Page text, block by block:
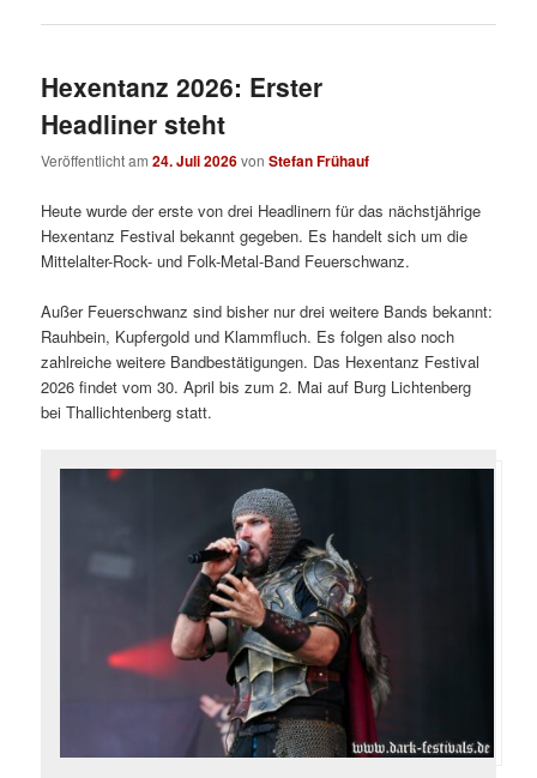
Hexentanz 2026: Erster
Headliner steht
Veröffentlicht am24. Juli 2026vonStefan Frühauf
Heute wurde der erste von drei Headlinern für das nächstjährige
Hexentanz Festival bekannt gegeben. Es handelt sich um die
Mittelalter-Rock- und Folk-Metal-Band Feuerschwanz.
Außer Feuerschwanz sind bisher nur drei weitere Bands bekannt:
Rauhbein, Kupfergold und Klammfluch. Es folgen also noch
zahlreiche weitere Bandbestätigungen. Das Hexentanz Festival
2026 findet vom 30. April bis zum 2. Mai auf Burg Lichtenberg
bei Thallichtenberg statt.